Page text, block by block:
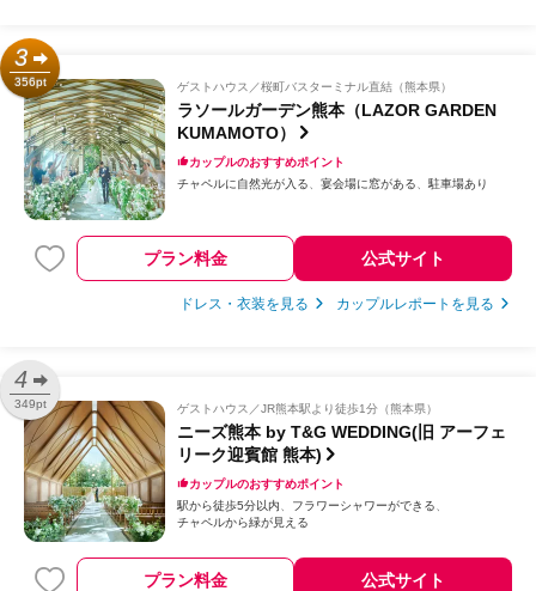
3
356pt ゲストハウス 桜町バスターミナル直結（熊本県）
ラソールガーデン熊本（LAZOR GARDEN
KUMAMOTO）
カップルのおすすめポイント
チャペルに自然光が入る
宴会場に窓がある 駐車場あり
プラン料金 公式サイト
ドレス・衣装を見る カップルレポートを見る
4
349pt ゲストハウス JR熊本駅より徒歩1分（熊本県）
ニーズ熊本 by T&G WEDDING(旧 アーフェ
リーク迎賓館 熊本)
カップルのおすすめポイント
駅から徒歩5分以内
フラワーシャワーができる
チャペルから緑が見える
プラン料金 公式サイト